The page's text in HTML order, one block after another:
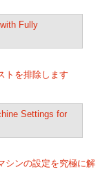
トを排除します
シンの設定を究極に解